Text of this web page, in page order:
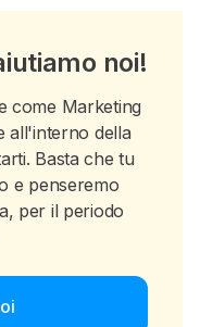
noi!
come Marketing
all'interno della
Basta che tu
e penseremo
per il periodo